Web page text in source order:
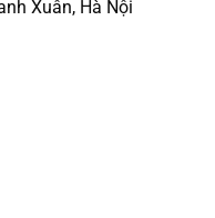
Xuân, Hà Nội